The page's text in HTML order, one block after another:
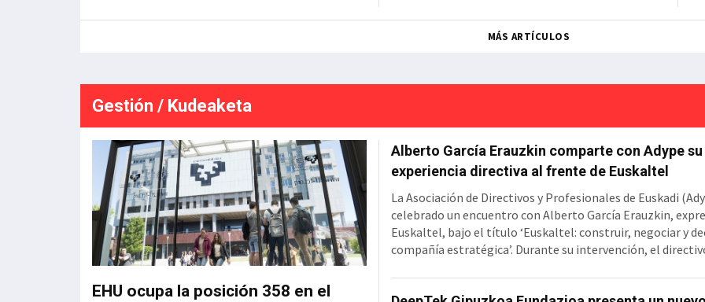
de ancho del Plan General de Ordenación Urbana aprobado
euros.Tal y como detalla la sociedad pública que
MÁS ARTÍCULOS
Gestión / Kudeaketa
EHU ocupa la posición 358 en el
Alberto García Erauzkin comparte con Adype su
experiencia directiva al frente de Euskaltel
La Asociación de Directivos y Profesionales de Euskadi
celebrado un encuentro con Alberto García Erauzkin,
Euskaltel, bajo el título ‘Euskaltel: construir, negociar y
compañía estratégica’. Durante su intervención, el